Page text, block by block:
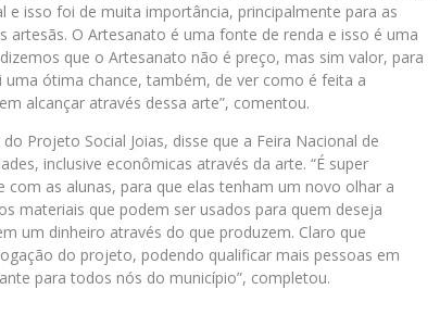
isso foi de muita importância, principalmente para as
O Artesanato é uma fonte de renda e isso é uma
que o Artesanato não é preço, mas sim valor, para
ótima chance, também, de ver como é feita a
alcançar através dessa arte”, comentou.
Projeto Social Joias, disse que a Feira Nacional de
inclusive econômicas através da arte. “É super
as alunas, para que elas tenham um novo olhar a
materiais que podem ser usados para quem deseja
um dinheiro através do que produzem. Claro que
do projeto, podendo qualificar mais pessoas em
para todos nós do município”, completou.